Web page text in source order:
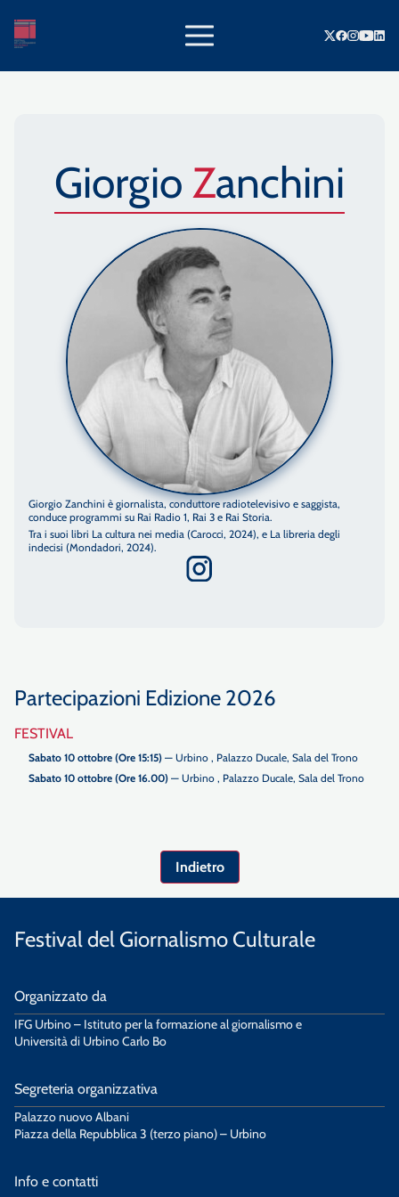
Giorgio Zanchini
Giorgio Zanchini è giornalista, conduttore radiotelevisivo e saggista,
conduce programmi su Rai Radio 1, Rai 3 e Rai Storia.
Tra i suoi libri La cultura nei media (Carocci, 2024), e La libreria degli
indecisi (Mondadori, 2024).
Partecipazioni Edizione 2026
FESTIVAL
Sabato 10 ottobre (Ore 15:15) — Urbino , Palazzo Ducale, Sala del Trono
Sabato 10 ottobre (Ore 16.00) — Urbino , Palazzo Ducale, Sala del Trono
Indietro
Festival del Giornalismo Culturale
Organizzato da
IFG Urbino – Istituto per la formazione al giornalismo e
Università di Urbino Carlo Bo
Segreteria organizzativa
Palazzo nuovo Albani
Piazza della Repubblica 3 (terzo piano) – Urbino
Info e contatti